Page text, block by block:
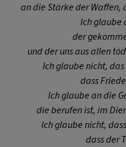
an die Stärke der Waffen,
Ich glaube
der
und der uns aus allen
Ich glaube nicht,
dass
Ich glaube an die
die berufen ist, im
Ich glaube nicht,
dass der